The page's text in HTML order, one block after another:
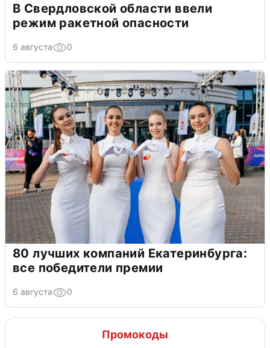
В Свердловской области ввели
режим ракетной опасности
6 августа 0
80 лучших компаний Екатеринбурга:
все победители премии
6 августа 0
Промокоды